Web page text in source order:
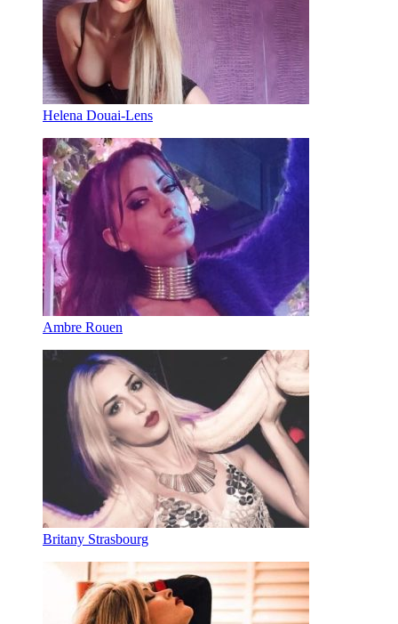
Helena Douai-Lens
Ambre Rouen
Britany Strasbourg